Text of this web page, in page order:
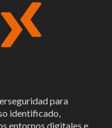
para
identificado,
entornos digitales e